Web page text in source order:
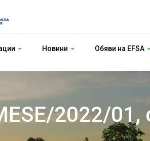
Новини Обяви на EFSA
2022/01,